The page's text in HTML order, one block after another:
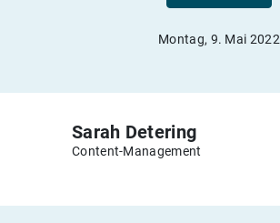
Montag, 9. Mai 2022
Sarah Detering
Content-Management